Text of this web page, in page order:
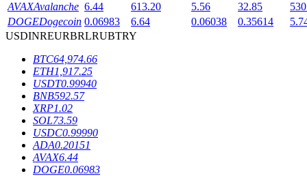
Penguncian BTR
Investasi eksklusif untuk pemegang BTR
AVAXAvalanche 6.44 613.20 5.56 32.85
DOGEDogecoin 0.06983 6.64 0.06038 0.35614
USDINREURBRLRUBTRY
BTC64,974.66
ETH1,917.25
USDT0.99940
BNB592.57
XRP1.02
SOL73.59
USDC0.99990
ADA0.20151
AVAX6.44
DOGE0.06983